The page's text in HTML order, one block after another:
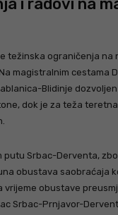
težinska ograničenja na
magistralnim cestama
Blidinje
dok je za teža
putu Srbac-Derventa,
obustava saobraćaja
vrijeme obustave
Srbac-Prnjavor-